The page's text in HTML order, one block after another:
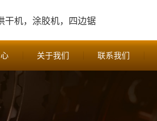
干机，涂胶机，四边锯
关于我们 联系我们